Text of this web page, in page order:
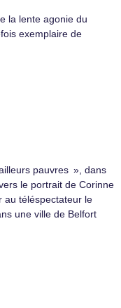
la lente agonie du
exemplaire de
pauvres », dans
le portrait de Corinne
au téléspectateur le
une ville de Belfort